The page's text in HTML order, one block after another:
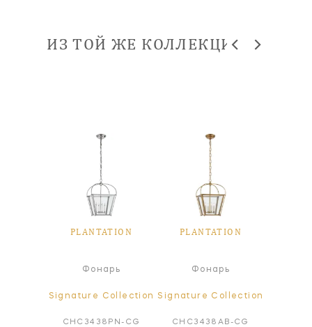
ИЗ ТОЙ ЖЕ КОЛЛЕКЦИИ
PLANTATION
Фонарь
Signature Collection
CHC3438PN-CG
PLANTATION
Фонарь
Signature Collection
CHC3438AB-CG